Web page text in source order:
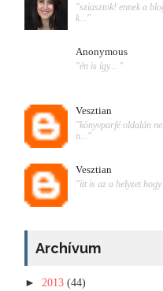
"sziasztok! ennek a
k..."
Anonymous
"én is így... "
Vesztian
"könyvparfé oldalán
n..."
Vesztian
"itt is az a helyzet
Archívum
► 2013 (44)